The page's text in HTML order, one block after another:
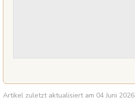
Artikel zuletzt aktualisiert am 04 Juni 2026